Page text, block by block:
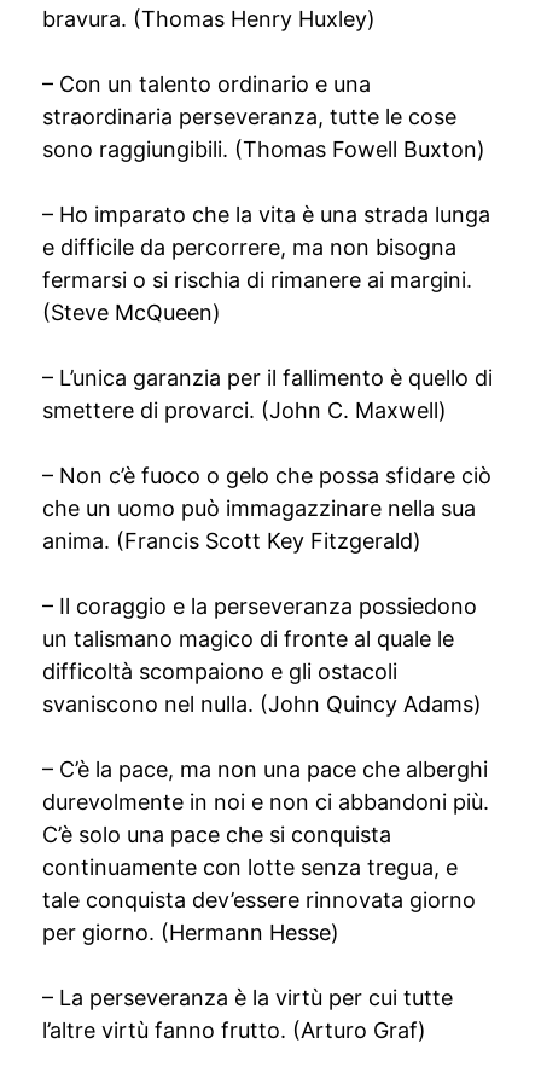
bravura. (Thomas Henry Huxley)
– Con un talento ordinario e una
straordinaria perseveranza, tutte le cose
sono raggiungibili. (Thomas Fowell Buxton)
– Ho imparato che la vita è una strada lunga
e difficile da percorrere, ma non bisogna
fermarsi o si rischia di rimanere ai margini.
(Steve McQueen)
– L’unica garanzia per il fallimento è quello di
smettere di provarci. (John C. Maxwell)
– Non c’è fuoco o gelo che possa sfidare ciò
che un uomo può immagazzinare nella sua
anima. (Francis Scott Key Fitzgerald)
– Il coraggio e la perseveranza possiedono
un talismano magico di fronte al quale le
difficoltà scompaiono e gli ostacoli
svaniscono nel nulla. (John Quincy Adams)
– C’è la pace, ma non una pace che alberghi
durevolmente in noi e non ci abbandoni più.
C’è solo una pace che si conquista
continuamente con lotte senza tregua, e
tale conquista dev’essere rinnovata giorno
per giorno. (Hermann Hesse)
– La perseveranza è la virtù per cui tutte
l’altre virtù fanno frutto. (Arturo Graf)